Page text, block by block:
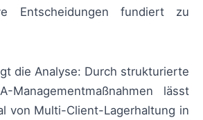
Entscheidungen fundiert zu
die Analyse: Durch strukturierte
Managementmaßnahmen lässt
von Multi-Client-Lagerhaltung in